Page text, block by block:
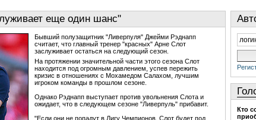
еще один шанс"
Бывший полузащитник "Ливерпуля" Джейми Рэднапп
считает, что главный тренер "красных" Арне Слот
заслуживает остаться на следующий сезон.
На протяжении значительной части этого сезона Слот
находится под огромным давлением, успев пережить
кризис в отношениях с Мохамедом Салахом, лучшим
игроком команды в прошлом сезоне.
Однако Рэднапп выступает против увольнения Слота и
ожидает, что в следующем сезоне "Ливерпуль" прибавит.
"Если они не попадут в Лигу Чемпионов, Слот будет под
Кто